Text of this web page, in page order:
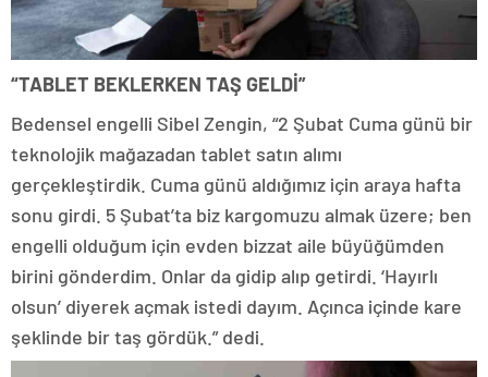
“TABLET BEKLERKEN TAŞ GELDİ”
Bedensel engelli Sibel Zengin, “2 Şubat Cuma günü bir
teknolojik mağazadan tablet satın alımı
gerçekleştirdik. Cuma günü aldığımız için araya hafta
sonu girdi. 5 Şubat’ta biz kargomuzu almak üzere; ben
engelli olduğum için evden bizzat aile büyüğümden
birini gönderdim. Onlar da gidip alıp getirdi. ‘Hayırlı
olsun’ diyerek açmak istedi dayım. Açınca içinde kare
şeklinde bir taş gördük.” dedi.